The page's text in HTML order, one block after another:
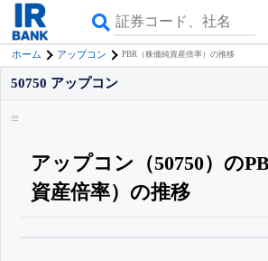
ホーム アップコン PBR（株価純資産倍率）の推移
50750 アップコン
アップコン（50750）の
資産倍率）の推移